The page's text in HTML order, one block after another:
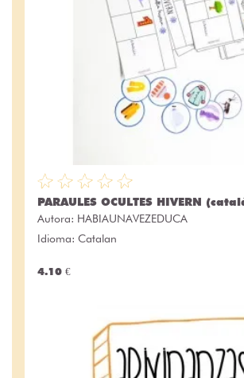
PARAULES OCULTES HIVERN
Autora: HABIAUNAVEZEDUCA
Idioma: Catalan
4.10 €